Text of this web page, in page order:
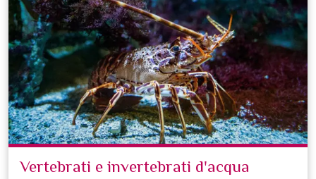
Vertebrati e invertebrati d'acqua